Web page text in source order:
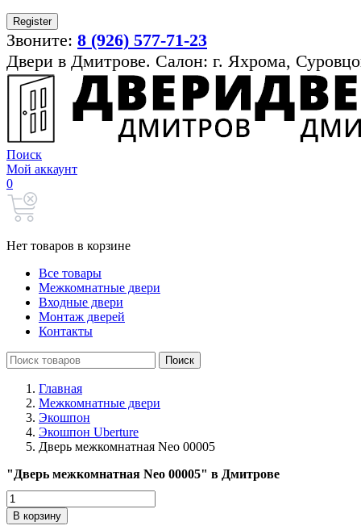
Register
Звоните: 8 (926) 577-71-23
Двери в Дмитрове. Салон: г. Яхрома,
Поиск
Мой аккаунт
0
Нет товаров в корзине
Все товары
Межкомнатные двери
Входные двери
Монтаж дверей
Контакты
Search
for:
Поиск
Главная
Межкомнатные двери
Экошпон
Экошпон Uberture
Дверь межкомнатная Neo 00005
"Дверь межкомнатная Neo 00005" в Дмитрове
Количество
товара
Дверь
В корзину